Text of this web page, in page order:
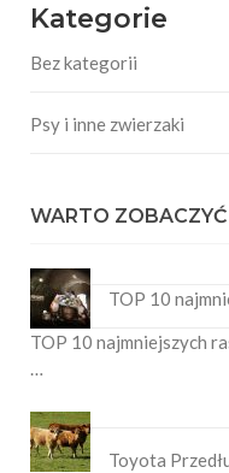
Kategorie
Bez kategorii
Psy i inne zwierzaki
WARTO ZOBACZYĆ
TOP 10
TOP 10 najmniejszych
…
Toyota